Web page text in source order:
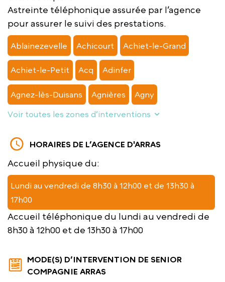
Astreinte téléphonique assurée par l’agence
pour assurer le suivi des prestations.
Ablainezevelle Achicourt Achiet-le-Grand
Achiet-le-Petit Acq Adinfer
Agnez-lès-Duisans Agnières Agny
Voir toutes les zones d’interventions
HORAIRES DE L’AGENCE D'ARRAS
Accueil physique du:
Lundi au vendredi de 8h30 à 12h00 et de 13h30 à
17h00
Accueil téléphonique du lundi au vendredi de
8h30 à 12h00 et de 13h30 à 17h00
MODE(S) D’INTERVENTION DE SENIOR
COMPAGNIE ARRAS